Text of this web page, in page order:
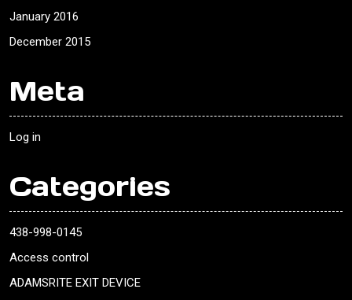
January 2016
December 2015
Meta
Log in
Categories
438-998-0145
Access control
ADAMSRITE EXIT DEVICE